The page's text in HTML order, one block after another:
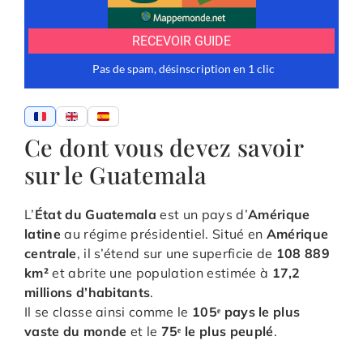
Ce dont vous devez savoir
sur le Guatemala
L’État du Guatemala est un pays d’Amérique
latineau régime présidentiel. Situé en Amérique
centrale, il s’étend sur une superficie de 108 889
km²et abrite une population estimée à 17,2
millions d’habitants.
Il se classe ainsi comme le 105ᵉ pays le plus
vaste du monde et le 75ᵉ le plus peuplé.